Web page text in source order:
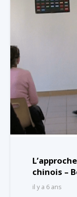
chinois –
il y a 6 ans